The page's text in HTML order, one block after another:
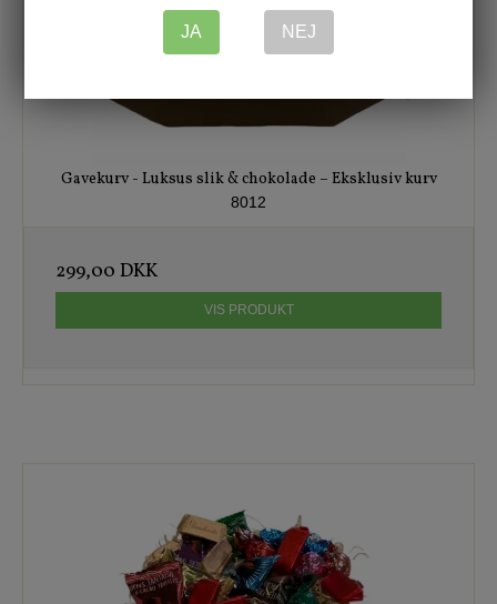
Gavekurv - Luksus slik & chokolade – Eksklusiv kurv
8012
299,00 DKK
VIS PRODUKT
JA NEJ